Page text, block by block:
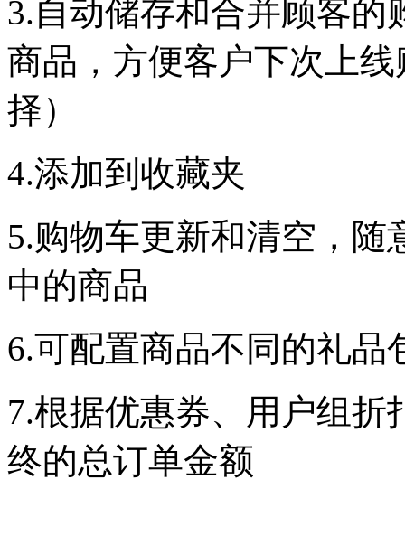
3.自动储存和合并顾客
商品，方便客户下次上
择）
4.添加到收藏夹
5.购物车更新和清空，
中的商品
6.可配置商品不同的
7.根据优惠券、用户组
终的总订单金额